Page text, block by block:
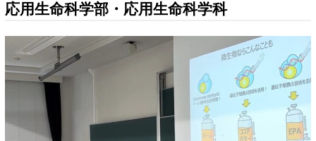
応用生命科学部・応用生命科学科